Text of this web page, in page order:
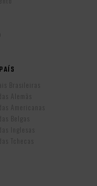
Brasileiras
Alemãs
Americanas
Belgas
Inglesas
Tchecas